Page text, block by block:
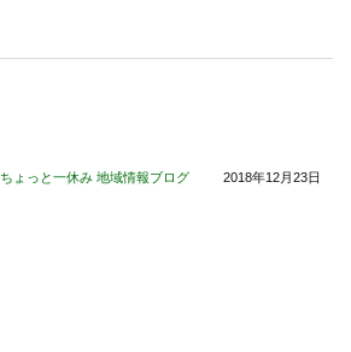
ちょっと一休み 地域情報ブログ 2018年12月23日